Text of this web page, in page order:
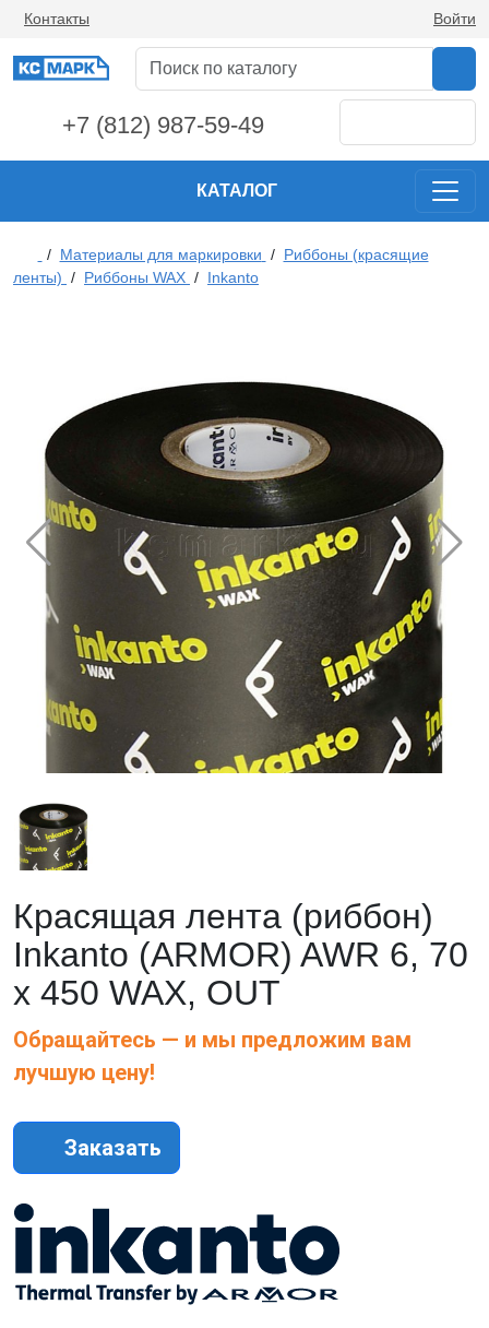
Контакты Войти
+7 (812) 987-59-49
КАТАЛОГ
/ Материалы для маркировки / Риббоны (красящие
ленты) / Риббоны WAX / Inkanto
Красящая лента (риббон)
Inkanto (ARMOR) AWR 6, 70
х 450 WAX, OUT
Обращайтесь — и мы предложим вам
лучшую цену!
Заказать